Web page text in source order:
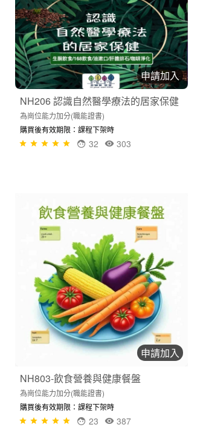
申請加入
NH206 認識自然醫學療法的居家保健
為崗位能力加分(職能證書)
購買後有效期限：課程下架時
303
32
申請加入
NH803-飲食營養與健康餐盤
為崗位能力加分(職能證書)
購買後有效期限：課程下架時
387
23